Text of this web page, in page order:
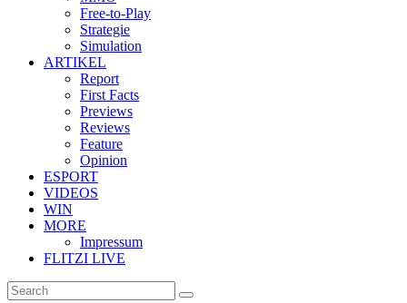
Free-to-Play
Strategie
Simulation
ARTIKEL
Report
First Facts
Previews
Reviews
Feature
Opinion
ESPORT
VIDEOS
WIN
MORE
Impressum
FLITZI LIVE